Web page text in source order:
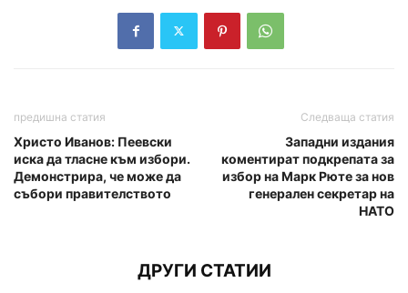
предишна статия
Христо Иванов: Пеевски
иска да тласне към избори.
Демонстрира, че може да
събори правителството
Следваща статия
Западни издания
коментират подкрепата за
избор на Марк Рюте за нов
генерален секретар на
НАТО
ДРУГИ СТАТИИ